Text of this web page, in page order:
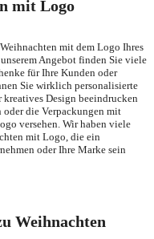
mit Logo
mit dem Logo Ihres
Angebot finden Sie viele
für Ihre Kunden oder
Sie wirklich personalisierte
Design beeindrucken
oder die Verpackungen mit
versehen. Wir haben viele
mit Logo, die ein
oder Ihre Marke sein
Weihnachten